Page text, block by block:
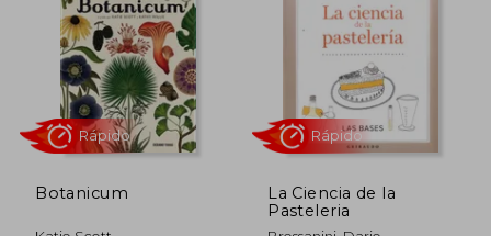
Rápido Rápido
Botanicum
La Ciencia de la
Pasteleria